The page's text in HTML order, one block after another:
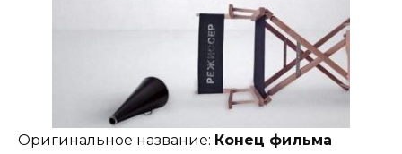
Оригинальное название: Конец фильма